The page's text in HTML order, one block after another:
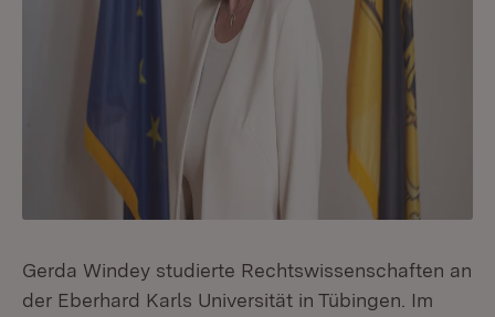
Gerda Windey studierte Rechtswissenschaften an
der Eberhard Karls Universität in Tübingen. Im